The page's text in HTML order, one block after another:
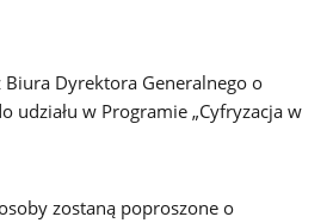
Biura Dyrektora Generalnego o
udziału w Programie „Cyfryzacja w
zostaną poproszone o